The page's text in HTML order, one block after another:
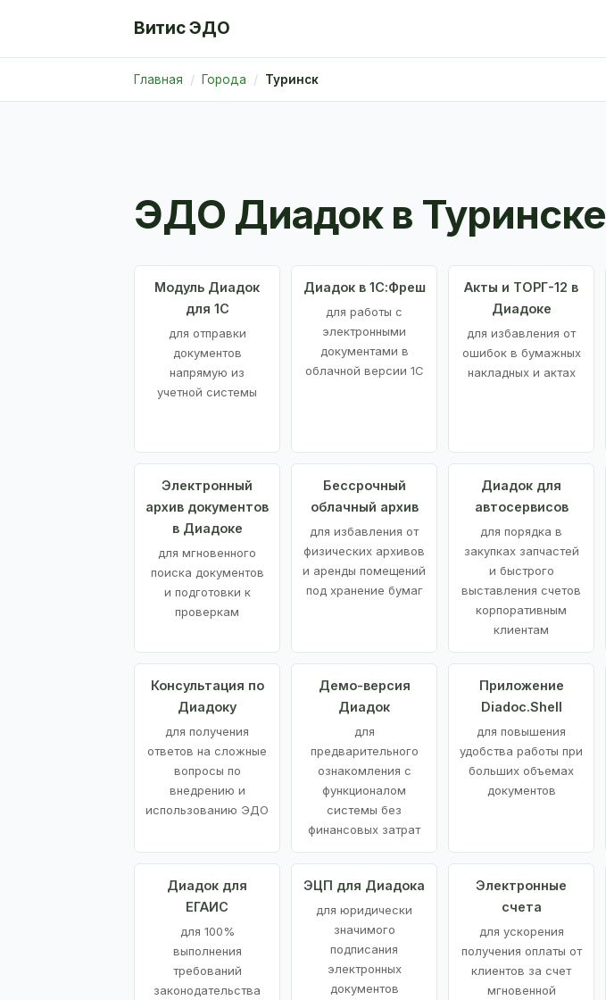
Витис ЭДО
Главная Города Туринск
ЭДО Диадок в Туринске
Модуль Диадок
для 1С
для отправки
документов
напрямую из
учетной системы
Диадок в 1С:Фреш
для работы с
электронными
документами в
облачной версии 1С
Акты и ТОРГ-12 в
Диадоке
для избавления от
ошибок в бумажных
накладных и актах
Электронный
архив документов
в Диадоке
для мгновенного
поиска документов
и подготовки к
проверкам
Бессрочный
облачный архив
для избавления от
физических архивов
и аренды помещений
под хранение бумаг
Диадок для
автосервисов
для порядка в
закупках запчастей
и быстрого
выставления счетов
корпоративным
клиентам
Консультация по
Диадоку
для получения
ответов на сложные
вопросы по
внедрению и
использованию ЭДО
Демо-версия
Диадок
для
предварительного
ознакомления с
функционалом
системы без
финансовых затрат
Приложение
Diadoc.Shell
для повышения
удобства работы при
больших объемах
документов
Диадок для
ЕГАИС
для 100%
выполнения
требований
законодательства
ЭЦП для Диадока
для юридически
значимого
подписания
электронных
документов
Электронные
счета
для ускорения
получения оплаты от
клиентов за счет
мгновенной